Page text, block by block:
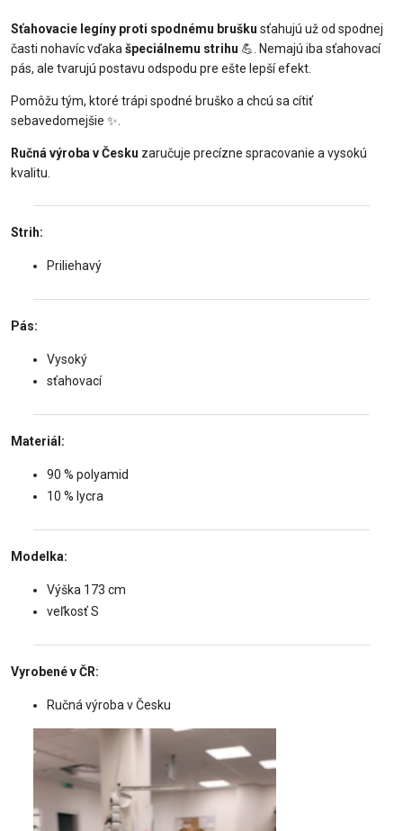
Sťahovacie legíny proti spodnému brušku sťahujú už od spodnej
časti nohavíc vďaka špeciálnemu strihu 💪. Nemajú iba sťahovací
pás, ale tvarujú postavu odspodu pre ešte lepší efekt.
Pomôžu tým, ktoré trápi spodné bruško a chcú sa cítiť
sebavedomejšie ✨.
Ručná výroba v Česku zaručuje precízne spracovanie a vysokú
kvalitu.
Strih:️
Priliehavý
Pás:
Vysoký
sťahovací
Materiál:
90 % polyamid
10 % lycra
Modelka:
Výška 173 cm
veľkosť S
Vyrobené v ČR:
Ručná výroba v Česku